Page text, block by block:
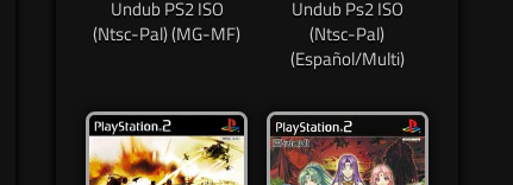
Undub PS2 ISO
(Ntsc-Pal) (MG-MF)
Undub Ps2 ISO
(Ntsc-Pal)
(Español/Multi)